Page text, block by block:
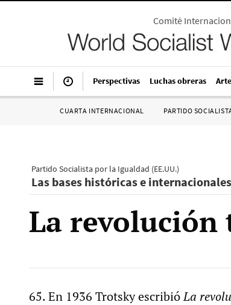
Comité
Perspectivas Luchas obreras
CUARTA INTERNACIONAL PARTIDO
Partido Socialista por la Igualdad (EE.UU.)
Las bases históricas e
La revolución
65. En 1936 Trotsky escribióLa